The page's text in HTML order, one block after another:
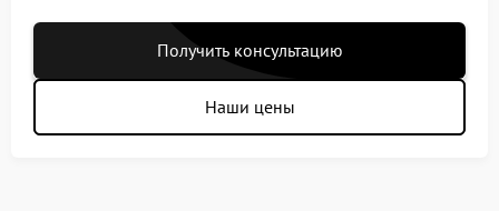
Получить консультацию
Наши цены